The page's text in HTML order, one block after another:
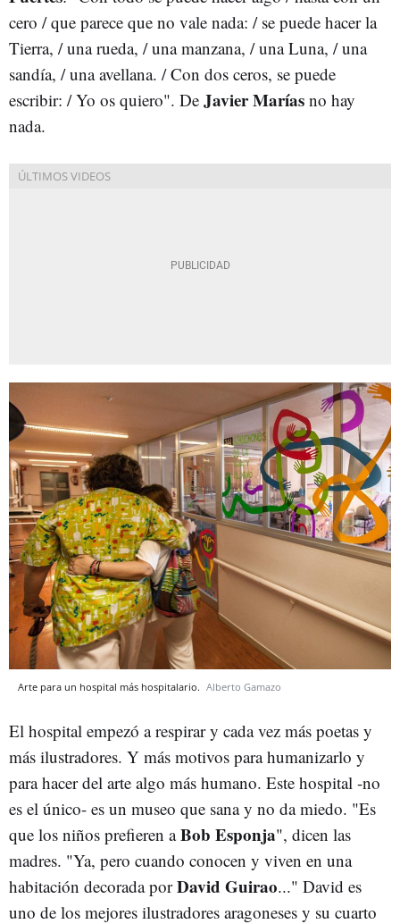
cero / que parece que no vale nada: / se puede hacer la
Tierra, / una rueda, / una manzana, / una Luna, / una
sandía, / una avellana. / Con dos ceros, se puede
escribir: / Yo os quiero". De Javier Marías no hay
nada.
Arte para un hospital más hospitalario. Alberto Gamazo
El hospital empezó a respirar y cada vez más poetas y
más ilustradores. Y más motivos para humanizarlo y
para hacer del arte algo más humano. Este hospital -no
es el único- es un museo que sana y no da miedo. "Es
que los niños prefieren aBob Esponja", dicen las
madres. "Ya, pero cuando conocen y viven en una
habitación decorada porDavid Guirao..." David es
uno de los mejores ilustradores aragoneses y su cuarto